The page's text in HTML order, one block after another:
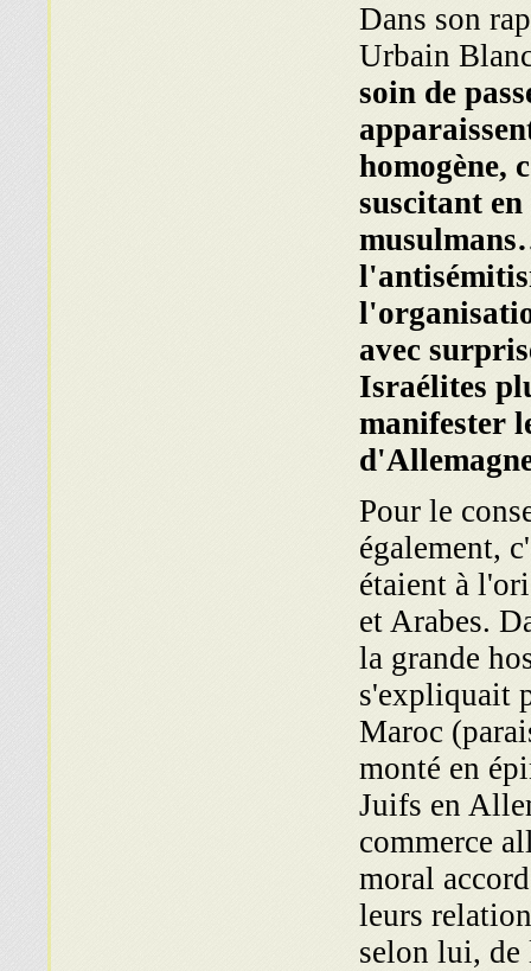
Dans son
Urbain
soin de
homogène,
suscitant
avec
Israélites
manifester
Pour le
également,
étaient à
et Arabes.
la grande
s'expliquait
Maroc
monté en
Juifs en
commerce
moral
leurs
selon lui, de